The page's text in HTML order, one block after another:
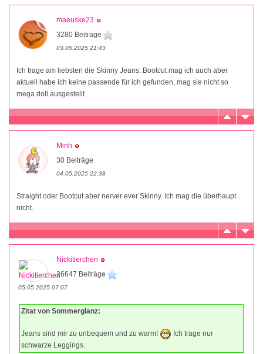
maeuske23
3280 Beiträge
03.05.2025 21:43
Ich trage am liebsten die Skinny Jeans. Bootcut mag ich auch aber
aktuell habe ich keine passende für ich gefunden, mag sie nicht so
mega doll ausgestellt.
Minh
30 Beiträge
04.05.2025 22:38
Straight oder Bootcut aber nerver ever Skinny. Ich mag die überhaupt
nicht.
Nickitierchen
26647 Beiträge
05.05.2025 07:07
Zitat von Sommerglanz:
Jeans sind mir zu unbequem und zu warm!
Ich trage nur
schwarze Leggings.